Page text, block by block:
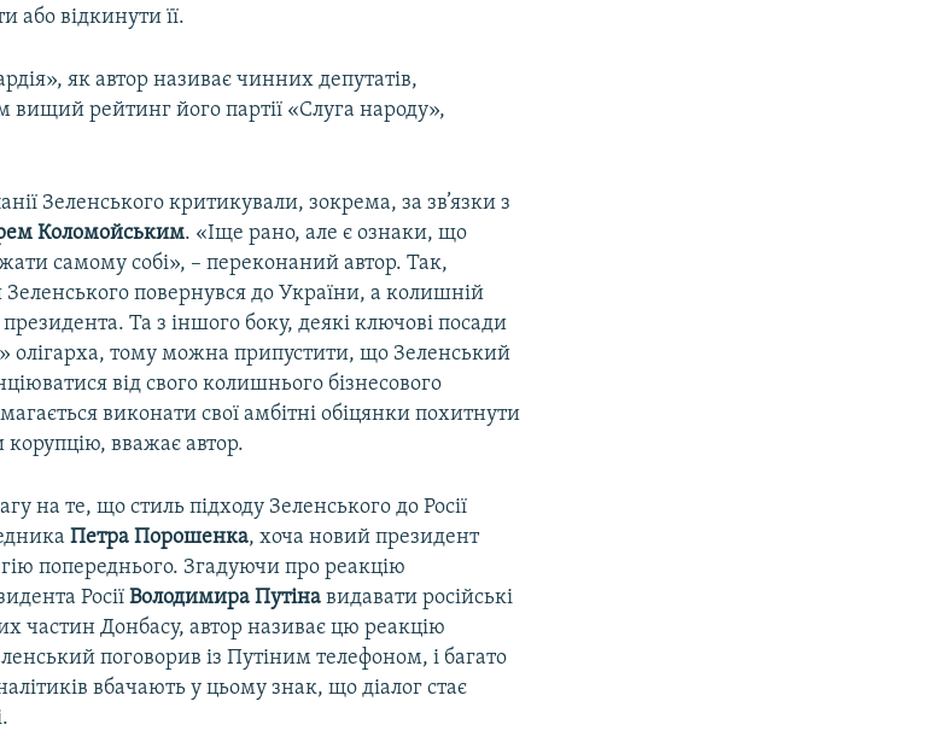
або відкинути її.
як автор називає чинних депутатів,
вищий рейтинг його партії «Слуга народу»,
Зеленського критикували, зокрема, за зв’язки з
Коломойським. «Іще рано, але є ознаки, що
самому собі», – переконаний автор. Так,
повернувся до України, а колишній
президента. Та з іншого боку, деякі ключові посади
олігарха, тому можна припустити, що Зеленський
від свого колишнього бізнесового
виконати свої амбітні обіцянки похитнути
корупцію, вважає автор.
на те, що стиль підходу Зеленського до Росії
Петра Порошенка, хоча новий президент
попереднього. Згадуючи про реакцію
РосіїВолодимира Путінавидавати російські
частин Донбасу, автор називає цю реакцію
поговорив із Путіним телефоном, і багато
вбачають у цьому знак, що діалог стає